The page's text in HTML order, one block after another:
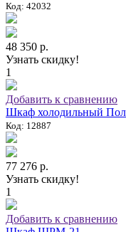
Код: 42032
48 350 р.
Узнать скидку!
1
Добавить к сравнению
Шкаф холодильный
Код: 12887
77 276 р.
Узнать скидку!
1
Добавить к сравнению